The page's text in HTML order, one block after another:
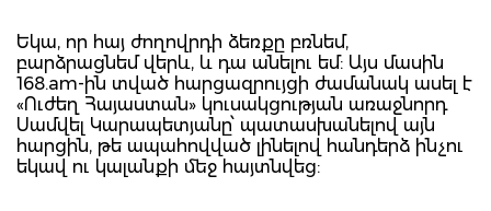
Եկա, որ հայ ժողովրդի ձեռքը բռնեմ,
բարձրացնեմ վերև, և դա անելու եմ: Այս մասին
168.am-ին տված հարցազրույցի ժամանակ ասել է
«Ուժեղ Հայաստան» կուսակցության առաջնորդ
Սամվել Կարապետյանը՝ պատասխանելով այն
հարցին, թե ապահովված լինելով հանդերձ ինչու
եկավ ու կալանքի մեջ հայտնվեց: